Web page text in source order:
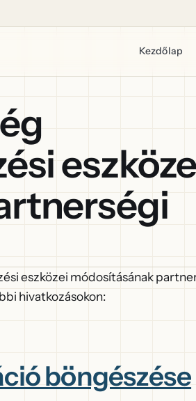
Kezdőlap
eszközei módosításának
hivatkozásokon:
böngészése